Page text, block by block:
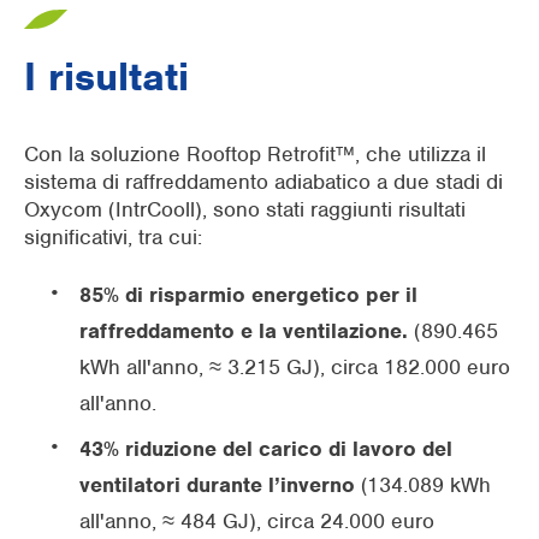
I risultati
Con la soluzione Rooftop Retrofit™, che utilizza il
sistema di raffreddamento adiabatico a due stadi di
Oxycom (IntrCooll), sono stati raggiunti risultati
significativi, tra cui:
85% di risparmio energetico per il
raffreddamento e la ventilazione. (890.465
kWh all'anno, ≈ 3.215 GJ), circa 182.000 euro
all'anno.
43% riduzione del carico di lavoro del
ventilatori durante l’inverno (134.089 kWh
all'anno, ≈ 484 GJ), circa 24.000 euro